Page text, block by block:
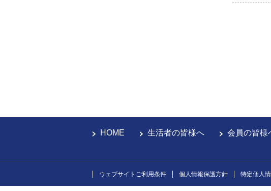
HOME 生活者の皆様へ 会員の皆様
ウェブサイトご利用条件 個人情報保護方針 特定個人